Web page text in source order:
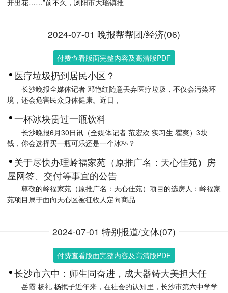
2024-07-01 晚报帮帮团/经济(06)
付费查看版面完整内容及高清版PDF
医疗垃圾扔到居民小区？
长沙晚报全媒体记者 邓艳红随意丢弃医疗垃圾，不仅会污染环
境，还会危害民众身体健康。近日，
一杯冰块贵过一瓶饮料
长沙晚报6月30日讯（全媒体记者 范宏欢 实习生 瞿爽）3块
钱，你会选择买一瓶可乐还是一个冰杯？
关于尽快办理岭福家苑（原推广名：天心佳苑）房
屋网签、交付等事宜的公告
尊敬的岭福家苑（原推广名：天心佳苑）项目的选房人：岭福家
苑项目属于面向天心区被征收人定向商品
2024-07-01 特别报道/文体(07)
付费查看版面完整内容及高清版PDF
长沙市六中：师生同奋进，成大器铸大美担大任
岳霞 杨礼 杨抿子近年来，在社会的认知里，长沙市第六中学学